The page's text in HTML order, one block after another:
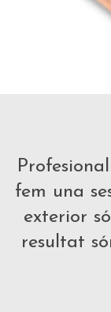
fem una
exterior
resultat